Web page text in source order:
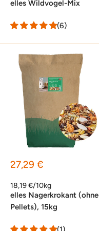
elles Wildvogel-Mix
(6)
Sonderpreis
27,29 €
18,19 €/10kg
elles Nagerkrokant (ohne
Pellets), 15kg